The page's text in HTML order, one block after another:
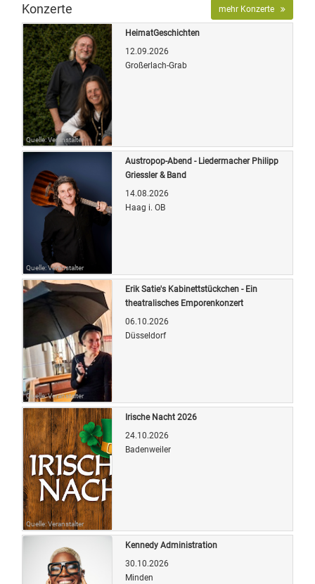
Konzerte mehr Konzerte
Quelle: Veranstalter
HeimatGeschichten
12.09.2026
Großerlach-Grab
Quelle: Veranstalter
Austropop-Abend - Liedermacher Philipp
Griessler & Band
14.08.2026
Haag i. OB
Quelle: Veranstalter
Erik Satie's Kabinettstückchen - Ein
theatralisches Emporenkonzert
06.10.2026
Düsseldorf
Quelle: Veranstalter
Irische Nacht 2026
24.10.2026
Badenweiler
Kennedy Administration
30.10.2026
Minden